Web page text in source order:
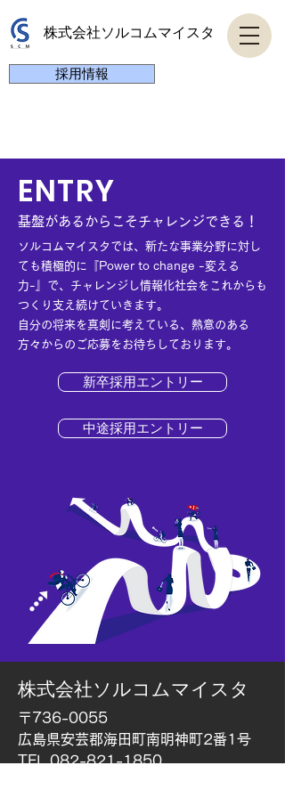
株式会社ソルコムマイスタ
採用情報
ENTRY
基盤があるからこそチャレンジできる！
ソルコムマイスタでは、新たな事業分野に対し
ても積極的に『Power to change -変える
力-』で、チャレンジし情報化社会をこれからも
つくり支え続けていきます。
自分の将来を真剣に考えている、熱意のある
方々からのご応募をお待ちしております。
新卒採用エントリー
中途採用エントリー
株式会社ソルコムマイスタ
〒736-0055
広島県安芸郡海田町南明神町2番1号
TEL 082-821-1850